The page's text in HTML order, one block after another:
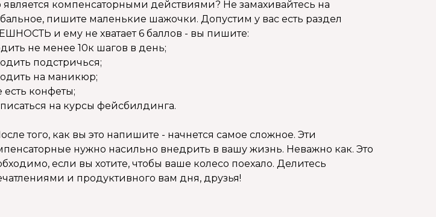
является компенсаторными действиями? Не замахивайтесь на
пишите маленькие шажочки. Допустим у вас есть раздел
и ему не хватает 6 баллов - вы пишите:
не менее 10к шагов в день;
подстричься;
на маникюр;
есть конфеты;
на курсы фейсбилдинга.
того, как вы это напишите - начнется самое сложное. Эти
нужно насильно внедрить в вашу жизнь. Неважно как. Это
если вы хотите, чтобы ваше колесо поехало. Делитесь
и продуктивного вам дня, друзья!